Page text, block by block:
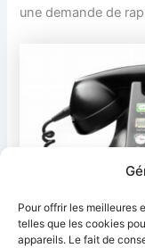
Pour offrir les meilleures
telles que les cookies
appareils. Le fait de
une demande de